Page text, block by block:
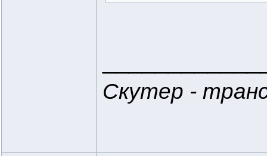
Скутер -